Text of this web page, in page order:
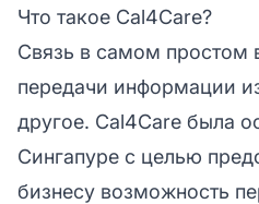
Что такое Cal4Care?
Связь в самом простом
передачи информации
другое. Cal4Care была
Сингапуре с целью
бизнесу возможность